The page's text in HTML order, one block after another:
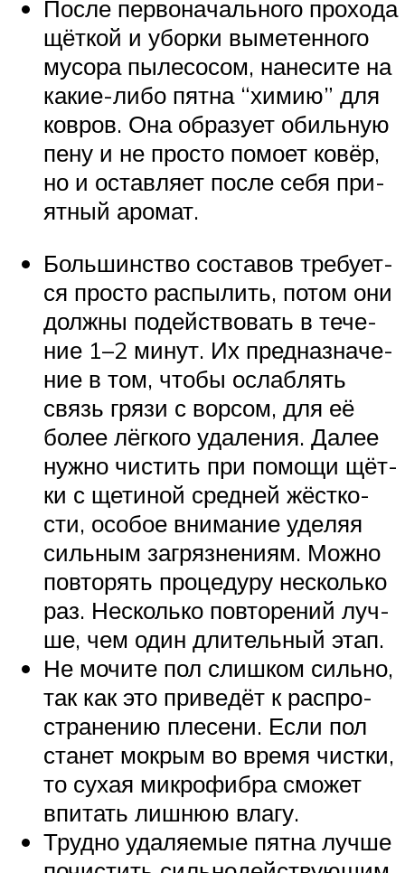
После пер­во­на­чаль­но­го про­хо­да
щёт­кой и убор­ки выме­тен­но­го
мусо­ра пыле­со­сом, нане­си­те на
какие-либо пят­на “химию” для
ков­ров. Она обра­зу­ет обиль­ную
пену и не про­сто помо­ет ковёр,
но и остав­ля­ет после себя при­
ят­ный аромат.
Боль­шин­ство соста­вов тре­бу­ет­
ся про­сто рас­пы­лить, потом они
долж­ны подей­ство­вать в тече­
ние 1–2 минут. Их пред­на­зна­че­
ние в том, что­бы ослаб­лять
связь гря­зи с вор­сом, для её
более лёг­ко­го уда­ле­ния. Далее
нуж­но чистить при помо­щи щёт­
ки с щети­ной сред­ней жёст­ко­
сти, осо­бое вни­ма­ние уде­ляя
силь­ным загряз­не­ни­ям. Мож­но
повто­рять про­це­ду­ру несколь­ко
раз. Несколь­ко повто­ре­ний луч­
ше, чем один дли­тель­ный этап.
Не мочи­те пол слиш­ком силь­но,
так как это при­ве­дёт к рас­про­
стра­не­нию пле­се­ни. Если пол
ста­нет мок­рым во вре­мя чист­ки,
то сухая мик­ро­фиб­ра смо­жет
впи­тать лиш­нюю влагу.
Труд­но уда­ля­е­мые пят­на луч­ше